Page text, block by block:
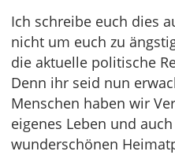
Ich schreibe euch dies
nicht um euch zu
die aktuelle politische
Denn ihr seid nun
Menschen haben wir
eigenes Leben und
wunderschönen